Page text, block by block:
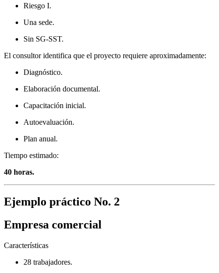
Riesgo I.
Una sede.
Sin SG-SST.
El consultor identifica que el proyecto requiere aproximadamente:
Diagnóstico.
Elaboración documental.
Capacitación inicial.
Autoevaluación.
Plan anual.
Tiempo estimado:
40 horas.
Ejemplo práctico No. 2
Empresa comercial
Características
28 trabajadores.